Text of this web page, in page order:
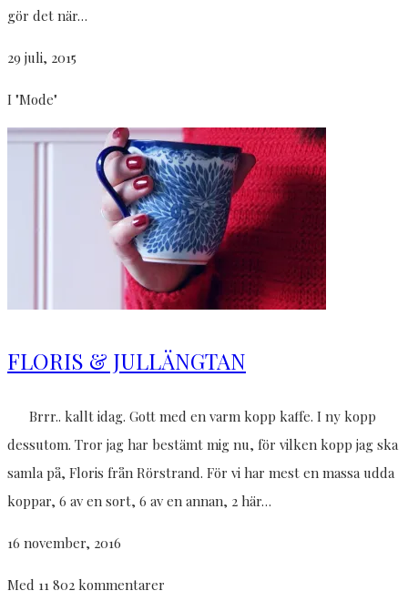
gör det när…
29 juli, 2015
I "Mode"
FLORIS & JULLÄNGTAN
Brrr.. kallt idag. Gott med en varm kopp kaffe. I ny kopp
dessutom. Tror jag har bestämt mig nu, för vilken kopp jag ska
samla på, Floris från Rörstrand. För vi har mest en massa udda
koppar, 6 av en sort, 6 av en annan, 2 här…
16 november, 2016
Med 11 802 kommentarer